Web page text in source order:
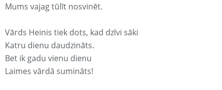
Mums vajag tūlīt nosvinēt.
Vārds Heinis tiek dots, kad dzīvi sāki
Katru dienu daudzināts.
Bet ik gadu vienu dienu
Laimes vārdā sumināts!